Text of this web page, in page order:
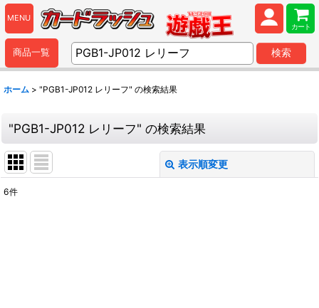
MENU
カート
商品一覧 検索
ホーム > "PGB1-JP012 レリーフ" の検索結果
"PGB1-JP012 レリーフ" の検索結果
表示順変更
6件